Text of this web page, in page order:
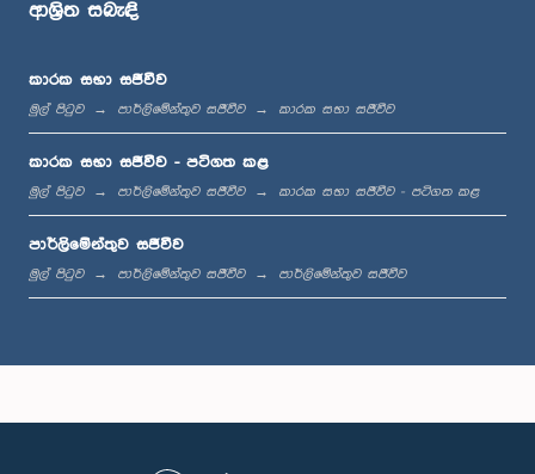
ප.ව. 1:36 - ප.ව. 1:44
ප.ව. 1:44 - ප.ව. 1:53
ආශ්‍රිත සබැඳි
කාරක සභා සජීවීව
මුල් පිටුව පාර්ලිමේන්තුව සජීවීව කාරක සභා සජීවීව
කාරක සභා සජීවීව - පටිගත කළ
මුල් පිටුව පාර්ලිමේන්තුව සජීවීව කාරක සභා සජීවීව - පටිගත කළ
පාර්ලිමේන්තුව සජීවීව
මුල් පිටුව පාර්ලිමේන්තුව සජීවීව පාර්ලිමේන්තුව සජීවීව